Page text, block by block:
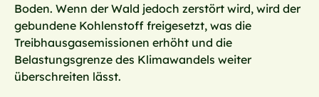
Boden. Wenn der Wald jedoch zerstört wird, wird der
gebundene Kohlenstoff freigesetzt, was die
Treibhausgasemissionen erhöht und die
Belastungsgrenze des Klimawandels weiter
überschreiten lässt.